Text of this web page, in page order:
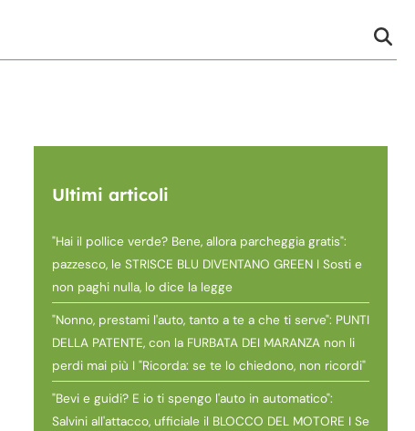
Ultimi articoli
"Hai il pollice verde? Bene, allora parcheggia gratis":
pazzesco, le STRISCE BLU DIVENTANO GREEN I Sosti e
non paghi nulla, lo dice la legge
"Nonno, prestami l'auto, tanto a te a che ti serve": PUNTI
DELLA PATENTE, con la FURBATA DEI MARANZA non li
perdi mai più I "Ricorda: se te lo chiedono, non ricordi"
"Bevi e guidi? E io ti spengo l'auto in automatico":
Salvini all'attacco, ufficiale il BLOCCO DEL MOTORE I Se